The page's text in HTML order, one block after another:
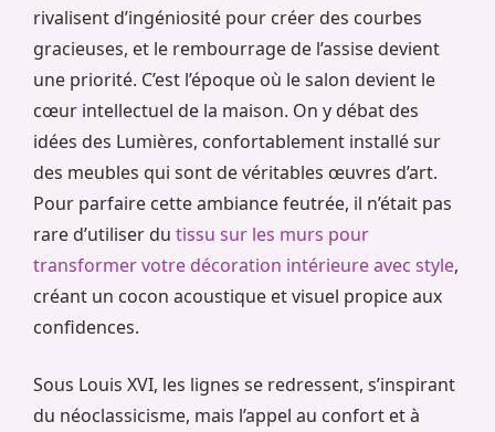
rivalisent d’ingéniosité pour créer des courbes
gracieuses, et le rembourrage de l’assise devient
une priorité. C’est l’époque où le salon devient le
cœur intellectuel de la maison. On y débat des
idées des Lumières, confortablement installé sur
des meubles qui sont de véritables œuvres d’art.
Pour parfaire cette ambiance feutrée, il n’était pas
rare d’utiliser du tissu sur les murs pour
transformer votre décoration intérieure avec style,
créant un cocon acoustique et visuel propice aux
confidences.
Sous Louis XVI, les lignes se redressent, s’inspirant
du néoclassicisme, mais l’appel au confort et à